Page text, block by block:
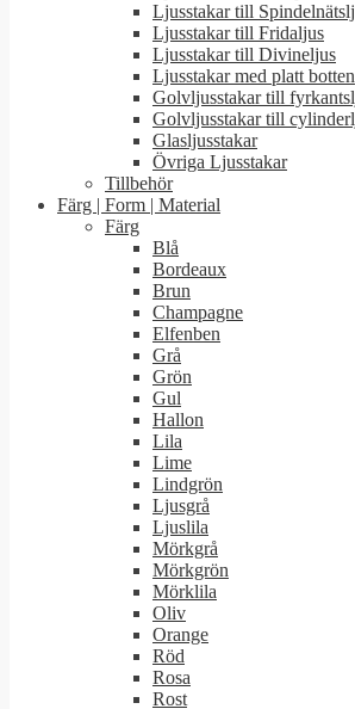
Ljusstakar till
Ljusstakar till Fridaljus
Ljusstakar till Divineljus
Ljusstakar med platt botten
Golvljusstakar till
Golvljusstakar till
Glasljusstakar
Övriga Ljusstakar
Tillbehör
Färg | Form | Material
Färg
Blå
Bordeaux
Brun
Champagne
Elfenben
Grå
Grön
Gul
Hallon
Lila
Lime
Lindgrön
Ljusgrå
Ljuslila
Mörkgrå
Mörkgrön
Mörklila
Oliv
Orange
Röd
Rosa
Rost